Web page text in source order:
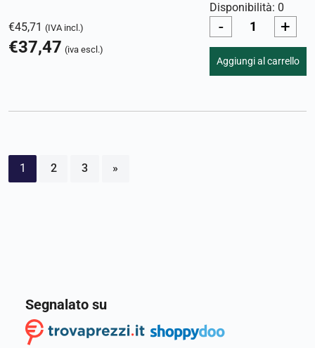
€45,71 (IVA incl.)
€37,47 (iva escl.)
Disponibilità: 0
- +
Aggiungi al carrello
1 2 3 »
Segnalato su